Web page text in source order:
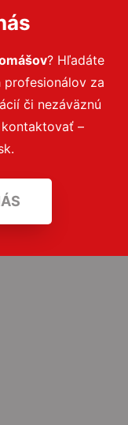
? Hľadáte
profesionálov za
či nezáväznú
–